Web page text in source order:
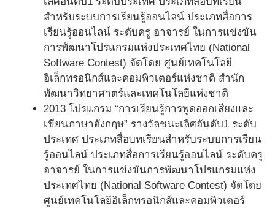
สำหรับระบบการเรียนรู้ออนไลน์ ประเภทสื่อการ
เรียนรู้ออนไลน์ ระดับครู อาจารย์ ในการแข่งขัน
การพัฒนาโปรแกรมแห่งประเทศไทย (National
Software Contest) จัดโดย ศูนย์เทคโนโลยี
อิเล็กทรอนิกส์และคอมพิวเตอร์แห่งชาติ สำนัก
พัฒนาวิทยาศาตร์และเทคโนโลยีแห่งชาติ
2013 โปรแกรม “การเรียนรู้การพูดออกเสียงและ
เขียนภาษาอังกฤษ” รางวัลชนะเลิศอันดับ1 ระดับ
ประเทศ ประเภทสื่อบทเรียนสำหรับระบบการเรียน
รู้ออนไลน์ ประเภทสื่อการเรียนรู้ออนไลน์ ระดับครู
อาจารย์ ในการแข่งขันการพัฒนาโปรแกรมแห่ง
ประเทศไทย (National Software Contest) จัดโดย
ศูนย์เทคโนโลยีอิเล็กทรอนิกส์และคอมพิวเตอร์